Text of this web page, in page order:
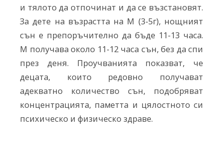
и тялото да отпочинат и да се възстановят.
За дете на възрастта на M (3-5г), нощният
сън е препоръчително да бъде 11-13 часа.
M получава около 11-12 часа сън, без да спи
през деня. Проучванията показват, че
децата, които редовно получават
адекватно количество сън, подобряват
концентрацията, паметта и цялостното си
психическо и физическо здраве.